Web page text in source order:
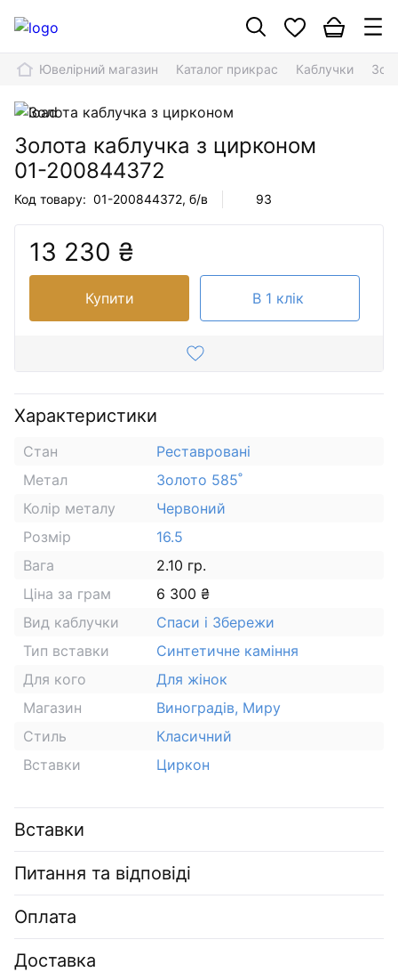
Ювелірний магазин Каталог прикрас Каблучки
Золота каблучка з цирконом
01-200844372
Код товару: 01-200844372, б/в 93
13 230 ₴
Купити В 1 клік
Характеристики
Стан
Реставровані
Метал
Золото 585˚
Колір металу
Червоний
Розмір
16.5
Вага
2.10 гр.
Ціна за грам
6 300 ₴
Вид каблучки
Спаси і Збережи
Тип вставки
Синтетичне каміння
Для кого
Для жінок
Магазин
Виноградів, Миру
Стиль
Класичний
Вставки
Циркон
Вставки
Питання та відповіді
Оплата
Доставка